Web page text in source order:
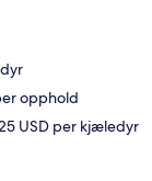
opphold
USD per kjæledyr